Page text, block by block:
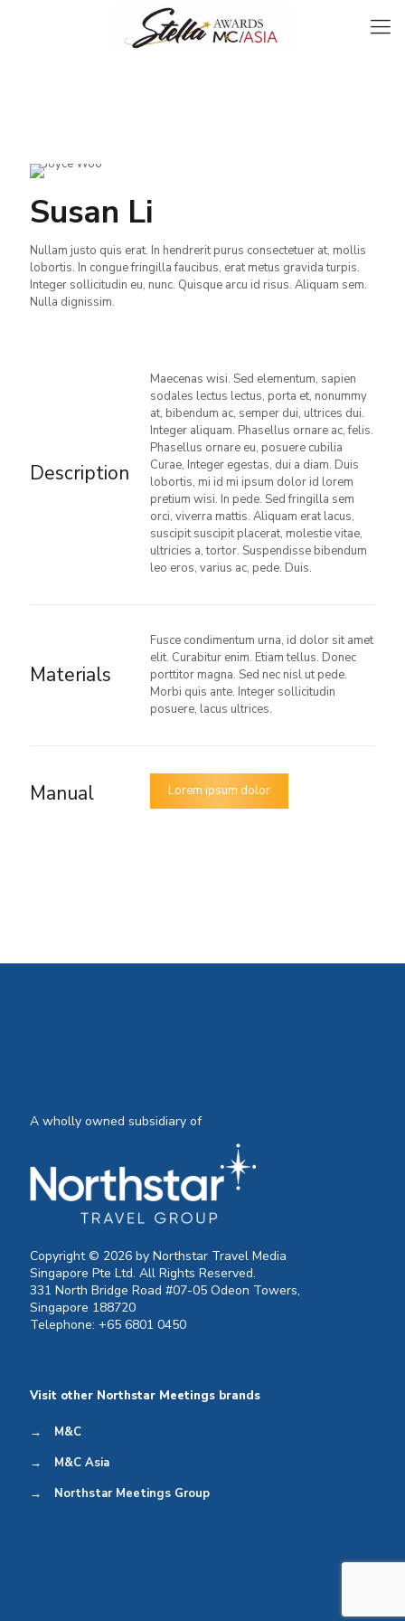
Susan Li
Nullam justo quis erat. In hendrerit purus consectetuer at, mollis
lobortis. In congue fringilla faucibus, erat metus gravida turpis.
Integer sollicitudin eu, nunc. Quisque arcu id risus. Aliquam sem.
Nulla dignissim.
Description
Maecenas wisi. Sed elementum, sapien
sodales lectus lectus, porta et, nonummy
at, bibendum ac, semper dui, ultrices dui.
Integer aliquam. Phasellus ornare ac, felis.
Phasellus ornare eu, posuere cubilia
Curae, Integer egestas, dui a diam. Duis
lobortis, mi id mi ipsum dolor id lorem
pretium wisi. In pede. Sed fringilla sem
orci, viverra mattis. Aliquam erat lacus,
suscipit suscipit placerat, molestie vitae,
ultricies a, tortor. Suspendisse bibendum
leo eros, varius ac, pede. Duis.
Materials
Fusce condimentum urna, id dolor sit amet
elit. Curabitur enim. Etiam tellus. Donec
porttitor magna. Sed nec nisl ut pede.
Morbi quis ante. Integer sollicitudin
posuere, lacus ultrices.
Manual Lorem ipsum dolor
A wholly owned subsidiary of
Copyright © 2026 by Northstar Travel Media
Singapore Pte Ltd. All Rights Reserved.
331 North Bridge Road #07-05 Odeon Towers,
Singapore 188720
Telephone: +65 6801 0450
Visit other Northstar Meetings brands
→
M&C
→
M&C Asia
→
Northstar Meetings Group